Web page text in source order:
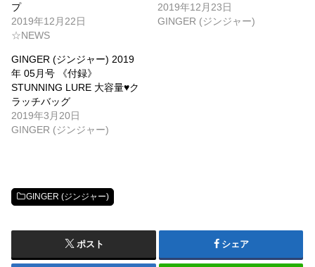
プ
2019年12月22日
☆NEWS
2019年12月23日
GINGER (ジンジャー)
GINGER (ジンジャー) 2019
年 05月号 《付録》
STUNNING LURE 大容量♥ク
ラッチバッグ
2019年3月20日
GINGER (ジンジャー)
GINGER (ジンジャー)
ポスト シェア